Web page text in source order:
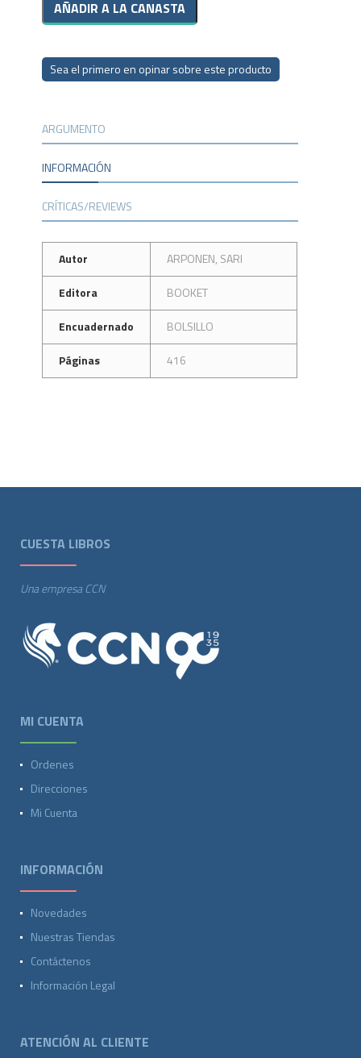
Sea el primero en opinar sobre este producto
ARGUMENTO
INFORMACIÓN
CRÍTICAS/REVIEWS
Autor
ARPONEN, SARI
Editora
BOOKET
Encuadernado
BOLSILLO
Páginas
416
CUESTA LIBROS
Una empresa CCN
MI CUENTA
Ordenes
Direcciones
Mi Cuenta
INFORMACIÓN
Novedades
Nuestras Tiendas
Contáctenos
Información Legal
ATENCIÓN AL CLIENTE